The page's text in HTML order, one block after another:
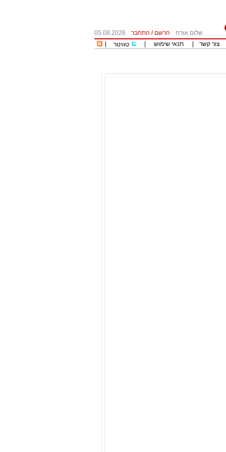
שלום אורח הרשם / התחבר
05.08.2026
צור קשר תנאי שימוש טוויטר